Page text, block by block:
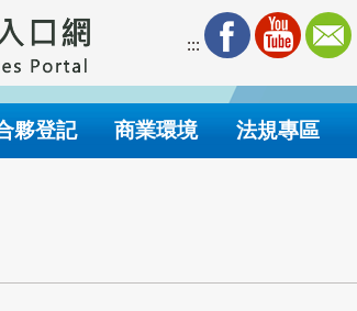
:::
夥登記 商業環境 法規專區